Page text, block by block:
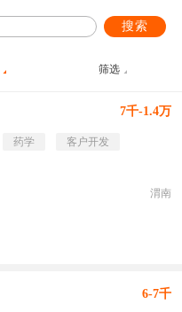
搜索
筛选
7千-1.4万
药学
客户开发
渭南
6-7千